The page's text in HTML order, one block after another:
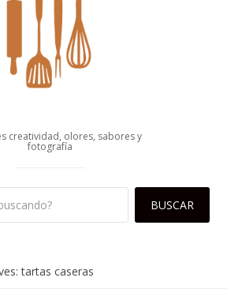
creatividad, olores, sabores y
fotografía
tartas caseras